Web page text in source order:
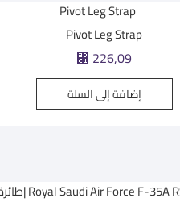
Pivot Leg Strap
⃁ 226,09
إضافة إلى السلة